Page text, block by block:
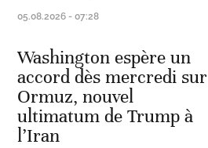
05.08.2026 - 07:28
Washington espère un
accord dès mercredi sur
Ormuz, nouvel
ultimatum de Trump à
l’Iran